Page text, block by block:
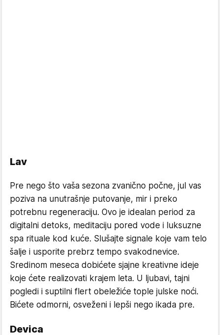
Lav
Pre nego što vaša sezona zvanično počne, jul vas
poziva na unutrašnje putovanje, mir i preko
potrebnu regeneraciju. Ovo je idealan period za
digitalni detoks, meditaciju pored vode i luksuzne
spa rituale kod kuće. Slušajte signale koje vam telo
šalje i usporite prebrz tempo svakodnevice.
Sredinom meseca dobićete sjajne kreativne ideje
koje ćete realizovati krajem leta. U ljubavi, tajni
pogledi i suptilni flert obeležiće tople julske noći.
Bićete odmorni, osveženi i lepši nego ikada pre.
Devica